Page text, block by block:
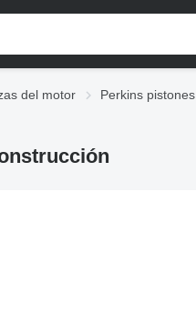
del motor Perkins pistones